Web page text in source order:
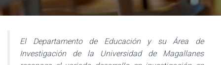
El Departamento de Educación y su Área de
Investigación de la Universidad de Magallanes